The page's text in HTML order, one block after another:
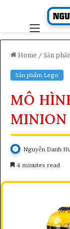
Menu
Home / Sản
Sản phẩm Lego
MÔ
MINION
Nguyễn Danh
4 minutes read